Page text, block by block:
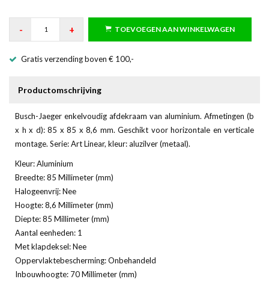
- + TOEVOEGEN AAN WINKELWAGEN
Gratis verzending boven € 100,-
Productomschrijving
Busch-Jaeger enkelvoudig afdekraam van aluminium. Afmetingen (b
x h x d): 85 x 85 x 8,6 mm. Geschikt voor horizontale en verticale
montage. Serie: Art Linear, kleur: aluzilver (metaal).
Kleur: Aluminium
Breedte: 85 Millimeter (mm)
Halogeenvrij: Nee
Hoogte: 8,6 Millimeter (mm)
Diepte: 85 Millimeter (mm)
Aantal eenheden: 1
Met klapdeksel: Nee
Oppervlaktebescherming: Onbehandeld
Inbouwhoogte: 70 Millimeter (mm)